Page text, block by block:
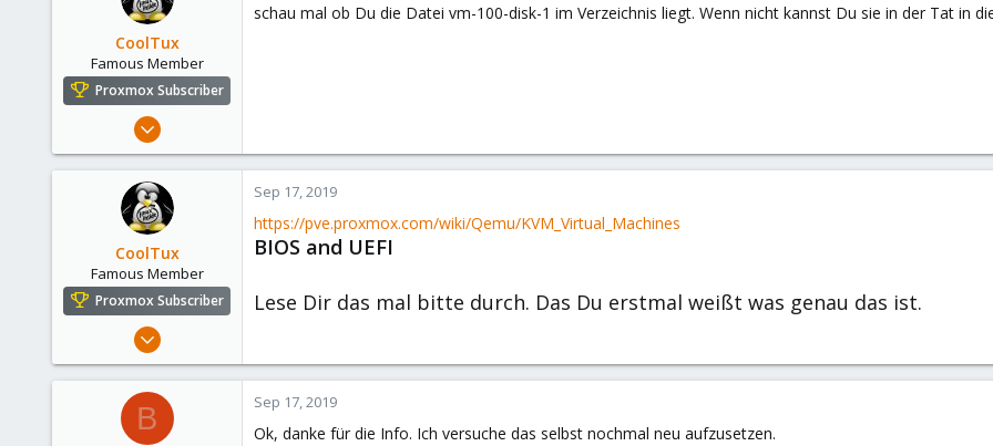
CoolTux
Famous Member
Proxmox Subscriber
Mar 14, 2019
232
schau mal ob Du die Datei vm-100-disk-1 im Verzeichnis liegt. Wenn nicht kannst Du sie in der Tat in
CoolTux
Famous Member
Proxmox Subscriber
Mar 14, 2019
232
Sep 17, 2019
https://pve.proxmox.com/wiki/Qemu/KVM_Virtual_Machines
BIOS and UEFI
Lese Dir das mal bitte durch. Das Du erstmal weißt was genau das ist.
B Sep 17, 2019
Ok, danke für die Info. Ich versuche das selbst nochmal neu aufzusetzen.